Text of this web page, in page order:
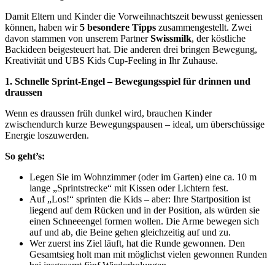
Damit Eltern und Kinder die Vorweihnachtszeit bewusst geniessen
können, haben wir5 besondere Tipps zusammengestellt. Zwei
davon stammen von unserem PartnerSwissmilk, der köstliche
Backideen beigesteuert hat. Die anderen drei bringen Bewegung,
Kreativität und UBS ​Kids Cup-Feeling in Ihr Zuhause.
1. Schnelle Sprint-Engel – Bewegungsspiel für drinnen und
draussen
Wenn es draussen früh dunkel wird, brauchen Kinder
zwischendurch kurze Bewegungspausen – ideal, um überschüssige
Energie loszuwerden.
So geht’s:
Legen Sie im Wohnzimmer (oder im Garten) eine ca. 10 m
lange „Sprintstrecke“ mit Kissen oder Lichtern fest.
Auf „Los!“ sprinten die Kids – aber: Ihre Startposition ist
liegend auf dem Rücken und in der Position, als würden sie
einen Schneeengel formen wollen. Die Arme bewegen sich
auf und ab, die Beine gehen gleichzeitig auf und zu.
Wer zuerst ins Ziel läuft, hat die Runde gewonnen. Den
Gesamtsieg holt man mit möglichst vielen gewonnen Runden